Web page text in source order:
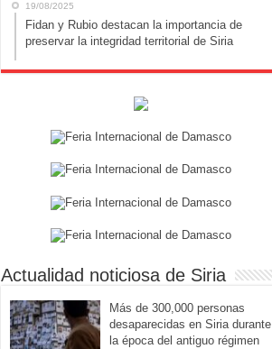
19/08/2025
Fidan y Rubio destacan la importancia de
preservar la integridad territorial de Siria
Actualidad noticiosa de Siria
Más de 300,000 personas
desaparecidas en Siria durante
la época del antiguo régimen